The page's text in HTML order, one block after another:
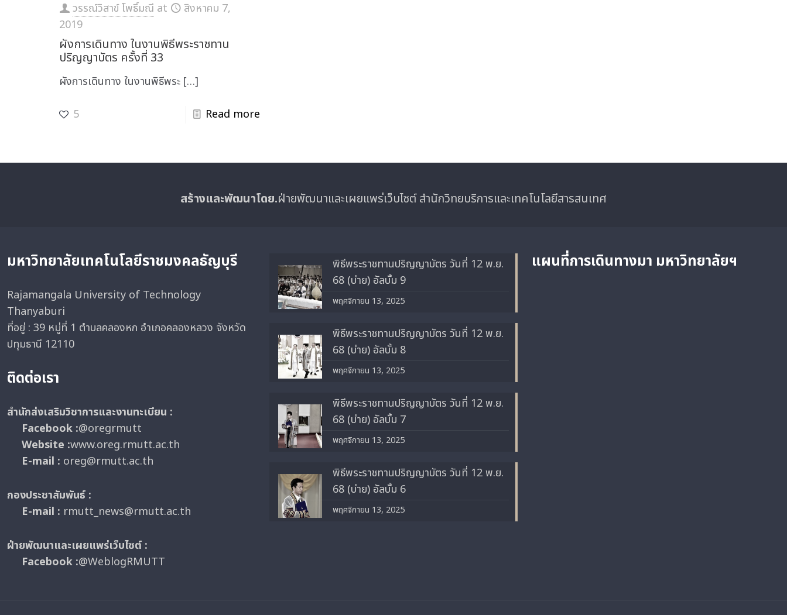
วรรณ์วิสาข์ โพธิ์มณี at
สิงหาคม 7,
2019
ผังการเดินทาง ในงานพิธีพระราชทาน
ปริญญาบัตร ครั้งที่ 33
ผังการเดินทาง ในงานพิธีพระ […]
5 Read more
สร้างและพัฒนาโดย.ฝ่ายพัฒนาและเผยแพร่เว็บไซต์ สำนักวิทยบริการและเทคโนโลยีสารสนเทศ
มหาวิทยาลัยเทคโนโลยีราชมงคลธัญบุรี
Rajamangala University of Technology
Thanyaburi
ที่อยู่ : 39 หมู่ที่ 1 ตำบลคลองหก อำเภอคลองหลวง จังหวัด
ปทุมธานี 12110
ติดต่อเรา
สำนักส่งเสริมวิชาการและงานทะเบียน :
Facebook :@oregrmutt
Website :www.oreg.rmutt.ac.th
E-mail : oreg@rmutt.ac.th
กองประชาสัมพันธ์ :
E-mail : rmutt_news@rmutt.ac.th
ฝ่ายพัฒนาและเผยแพร่เว็บไซต์ :
Facebook :@WeblogRMUTT
พิธีพระราชทานปริญญาบัตร วันที่ 12 พ.ย.
68 (บ่าย) อัลบั้ม 9
พฤศจิกายน 13, 2025
พิธีพระราชทานปริญญาบัตร วันที่ 12 พ.ย.
68 (บ่าย) อัลบั้ม 8
พฤศจิกายน 13, 2025
พิธีพระราชทานปริญญาบัตร วันที่ 12 พ.ย.
68 (บ่าย) อัลบั้ม 7
พฤศจิกายน 13, 2025
พิธีพระราชทานปริญญาบัตร วันที่ 12 พ.ย.
68 (บ่าย) อัลบั้ม 6
พฤศจิกายน 13, 2025
แผนที่การเดินทางมา มหาวิทยาลัยฯ